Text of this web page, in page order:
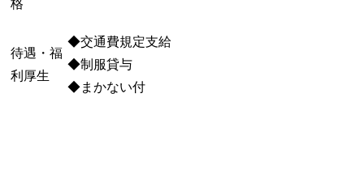
格
待遇・福
利厚生
◆交通費規定支給
◆制服貸与
◆まかない付